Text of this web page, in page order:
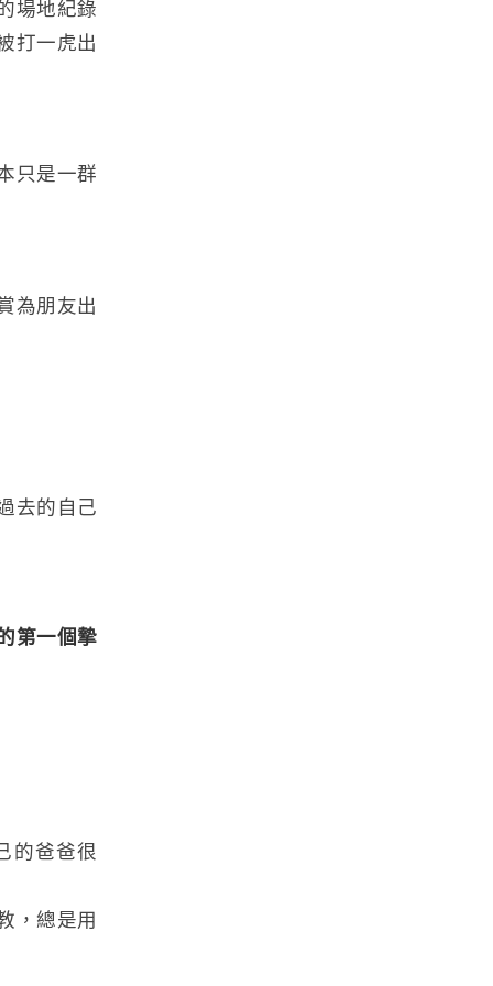
場地紀錄
打一虎出
只是一群
為朋友出
去的自己
第一個摯
的爸爸很
，總是用